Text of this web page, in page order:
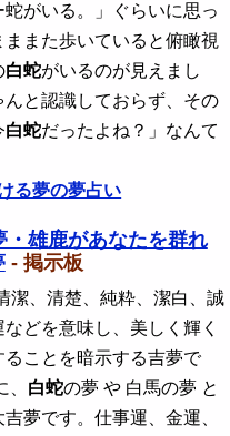
がいる。」ぐらいに思っ
また歩いていると俯瞰視
白蛇がいるのが見えまし
と認識しておらず、その
白蛇だったよね？」なんて
る夢の夢占い
雄鹿があなたを群れ
- 掲示板
潔、清楚、純粋、潔白、誠
どを意味し、美しく輝く
ことを暗示する吉夢で
白蛇の夢 や 白馬の夢 と
夢です。仕事運、金運、